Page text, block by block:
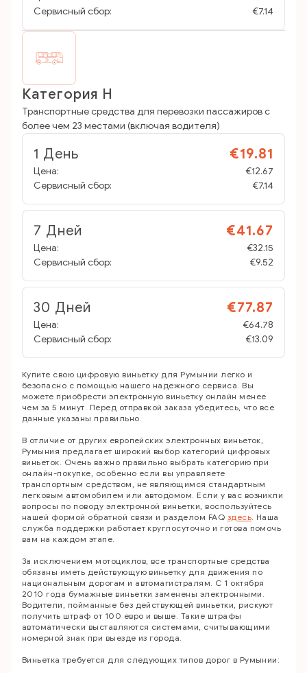
Сервисный сбор:
€7.14
Категория H
Транспортные средства для перевозки пассажиров с
более чем 23 местами (включая водителя)
1 День €19.81
Цена:
€12.67
Сервисный сбор:
€7.14
7 Дней €41.67
Цена:
€32.15
Сервисный сбор:
€9.52
30 Дней €77.87
Цена:
€64.78
Сервисный сбор:
€13.09
Купите свою цифровую виньетку для Румынии легко и
безопасно с помощью нашего надежного сервиса. Вы
можете приобрести электронную виньетку онлайн менее
чем за 5 минут. Перед отправкой заказа убедитесь, что все
данные указаны правильно.
В отличие от других европейских электронных виньеток,
Румыния предлагает широкий выбор категорий цифровых
виньеток. Очень важно правильно выбрать категорию при
онлайн-покупке, особенно если вы управляете
транспортным средством, не являющимся стандартным
легковым автомобилем или автодомом. Если у вас возникли
вопросы по поводу электронной виньетки, воспользуйтесь
нашей формой обратной связи и разделом FAQ здесь. Наша
служба поддержки работает круглосуточно и готова помочь
вам на каждом этапе.
За исключением мотоциклов, все транспортные средства
обязаны иметь действующую виньетку для движения по
национальным дорогам и автомагистралям. С 1 октября
2010 года бумажные виньетки заменены электронными.
Водители, пойманные без действующей виньетки, рискуют
получить штраф от 100 евро и выше. Такие штрафы
автоматически выставляются системами, считывающими
номерной знак при выезде из города.
Виньетка требуется для следующих типов дорог в Румынии: